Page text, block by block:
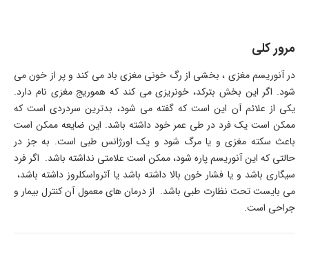
مرور کلی
در آنوریسم مغزی ، بخشی از رگ خونی مغزی باد می کند و پر از خون می
شود. اگر این بخش بترکد، خونریزی می کند که هموریج مغزی نام دارد.
یکی از علائم آن این است که گفته می شود، بدترین سردردی است که
ممکن است یک فرد در طی عمر خود داشته باشد. این ضایعه ممکن است
باعث سکته مغزی و یا مرگ شود و یک اورژانس طبی است. به جز در
حالتی که این آنوریسم پاره شود، ممکن است علامتی نداشته باشد. اگر فرد
سیگاری باشد و یا فشار خون بالا داشته باشد یا آترواسکلروز داشته باشد،
می بایست تحت نظارت طبی باشد. از درمان های معمول آن کنترل بیمار و
جراحی است.